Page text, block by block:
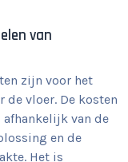
van
zijn voor het
de vloer. De kosten
van de
en de
Het is